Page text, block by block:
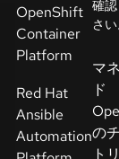
開
者
ト
OpenShift
Container
Platform
Red Hat
Ansible
Automation
確
さい
マ
ド
の
ト